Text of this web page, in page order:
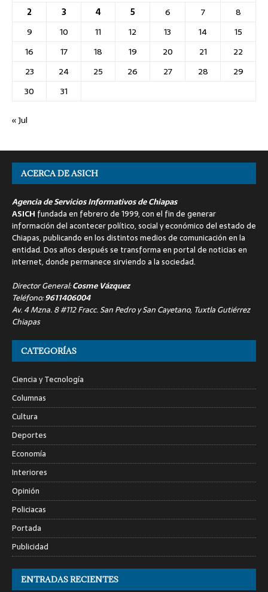
2
3 4 5 6 7
8
9
10 11 12 13 14
15
16
17 18 19 20 21
22
23
24 25 26 27 28
29
30
31
« Jul
ACERCA DE ASICH
Agencia de Servicios Informativos de Chiapas
ASICH fundada en febrero de 1999, con el fin de generar
información del acontecer político, social y económico del estado de
Chiapas, publicando en los distintos medios de comunicación en la
entidad. Dos años después se transforma en portal de noticias en
internet, donde permanece sirviendo a la sociedad.
Director General:Cosme Vázquez
Teléfono:9611406004
Av. 4 Mzna. 8 #112 Fracc. San Pedro y San Cayetano, Tuxtla Gutiérrez
Chiapas
CATEGORÍAS
Ciencia y Tecnología
Columnas
Cultura
Deportes
Economía
Interiores
Opinión
Policiacas
Portada
Publicidad
ENTRADAS RECIENTES